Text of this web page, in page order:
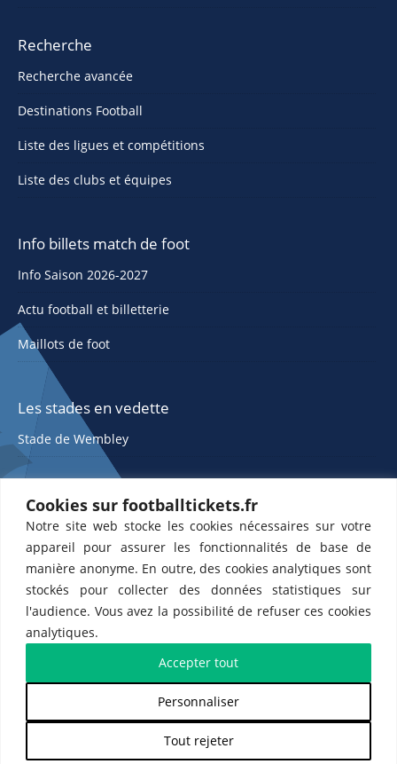
Cookies sur footballtickets.fr
Notre site web stocke les cookies nécessaires sur votre
appareil pour assurer les fonctionnalités de base de
manière anonyme. En outre, des cookies analytiques sont
stockés pour collecter des données statistiques sur
l'audience. Vous avez la possibilité de refuser ces cookies
analytiques.
Personnaliser
Tout rejeter
Accepter tout
Recherche
Recherche avancée
Destinations Football
Liste des ligues et compétitions
Liste des clubs et équipes
Info billets match de foot
Info Saison 2026-2027
Actu football et billetterie
Maillots de foot
Les stades en vedette
Stade de Wembley
ETTS 365 SL, Rambla de Catalunya 38, 8, 1, 08007 Barcelone, Espagne |
Partenaires de l'US Changé 53 💙et de l'US Bretons de Paris 🤍
𝕏